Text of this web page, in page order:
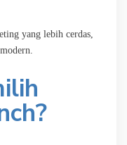
yang lebih cerdas,